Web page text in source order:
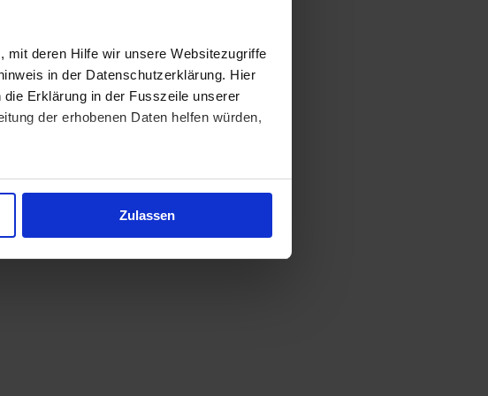
mit deren Hilfe wir unsere Websitezugriffe
in der Datenschutzerklärung. Hier
Erklärung in der Fusszeile unserer
der erhobenen Daten helfen würden,
Zulassen